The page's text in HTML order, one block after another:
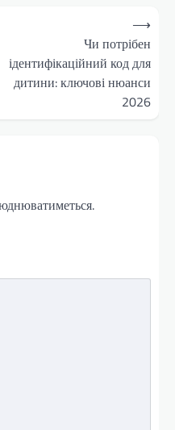
Чи потрібен
ідентифікаційний код для
дитини: ключові нюанси
2026
⟶